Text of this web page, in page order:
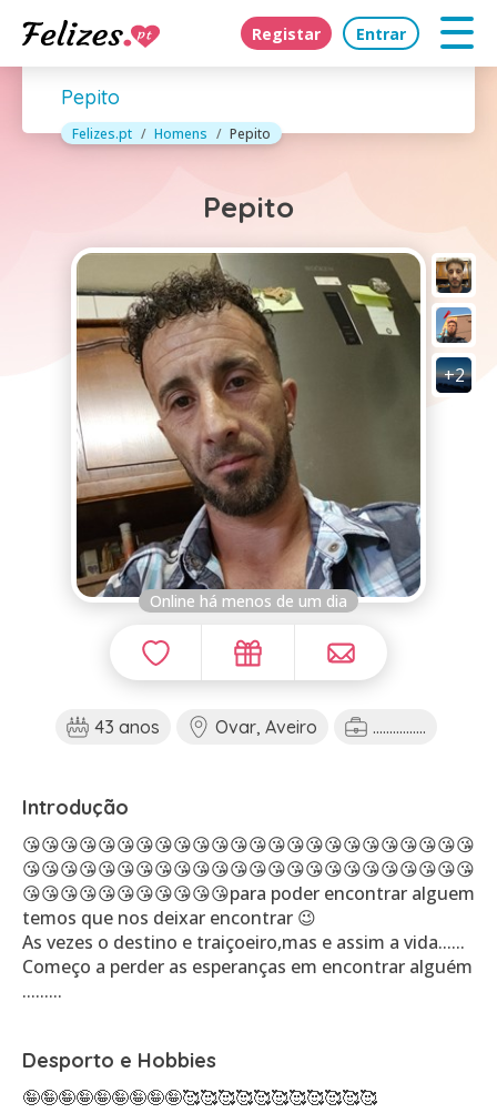
Registar Entrar
Pepito
Felizes.pt Homens Pepito
Pepito
+2
Online há menos de um dia
43 anos Ovar, Aveiro ................
Introdução
😘😘😘😘😘😘😘😘😘😘😘😘😘😘😘😘😘😘😘😘😘😘😘😘
😘😘😘😘😘😘😘😘😘😘😘😘😘😘😘😘😘😘😘😘😘😘😘😘
😘😘😘😘😘😘😘😘😘😘😘para poder encontrar alguem
temos que nos deixar encontrar 😉
As vezes o destino e traiçoeiro,mas e assim a vida......
Começo a perder as esperanças em encontrar alguém
.........
Desporto e Hobbies